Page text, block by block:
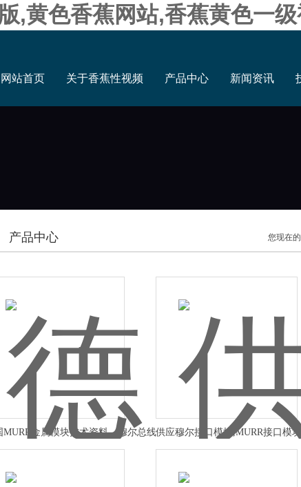
,黄色香蕉网站,香蕉黄色一
网站首页 关于香蕉性视频 产品中心 新闻资讯
产品中心 您现在的位
金属模块技术资料，穆尔总线供应穆尔接口模块,MURR接口模